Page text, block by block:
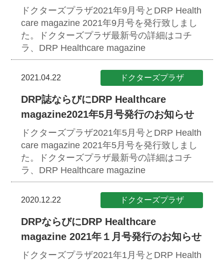
ドクターズプラザ2021年9月号とDRP Health
care magazine 2021年9月号を発行致しまし
た。ドクターズプラザ最新号の詳細はコチ
ラ、DRP Healthcare magazine
2021.04.22 ドクターズプラザ
DRP誌ならびにDRP Healthcare
magazine2021年5月号発行のお知らせ
ドクターズプラザ2021年5月号とDRP Health
care magazine 2021年5月号を発行致しまし
た。ドクターズプラザ最新号の詳細はコチ
ラ、DRP Healthcare magazine
2020.12.22 ドクターズプラザ
DRPならびにDRP Healthcare
magazine 2021年１月号発行のお知らせ
ドクターズプラザ2021年1月号とDRP Health